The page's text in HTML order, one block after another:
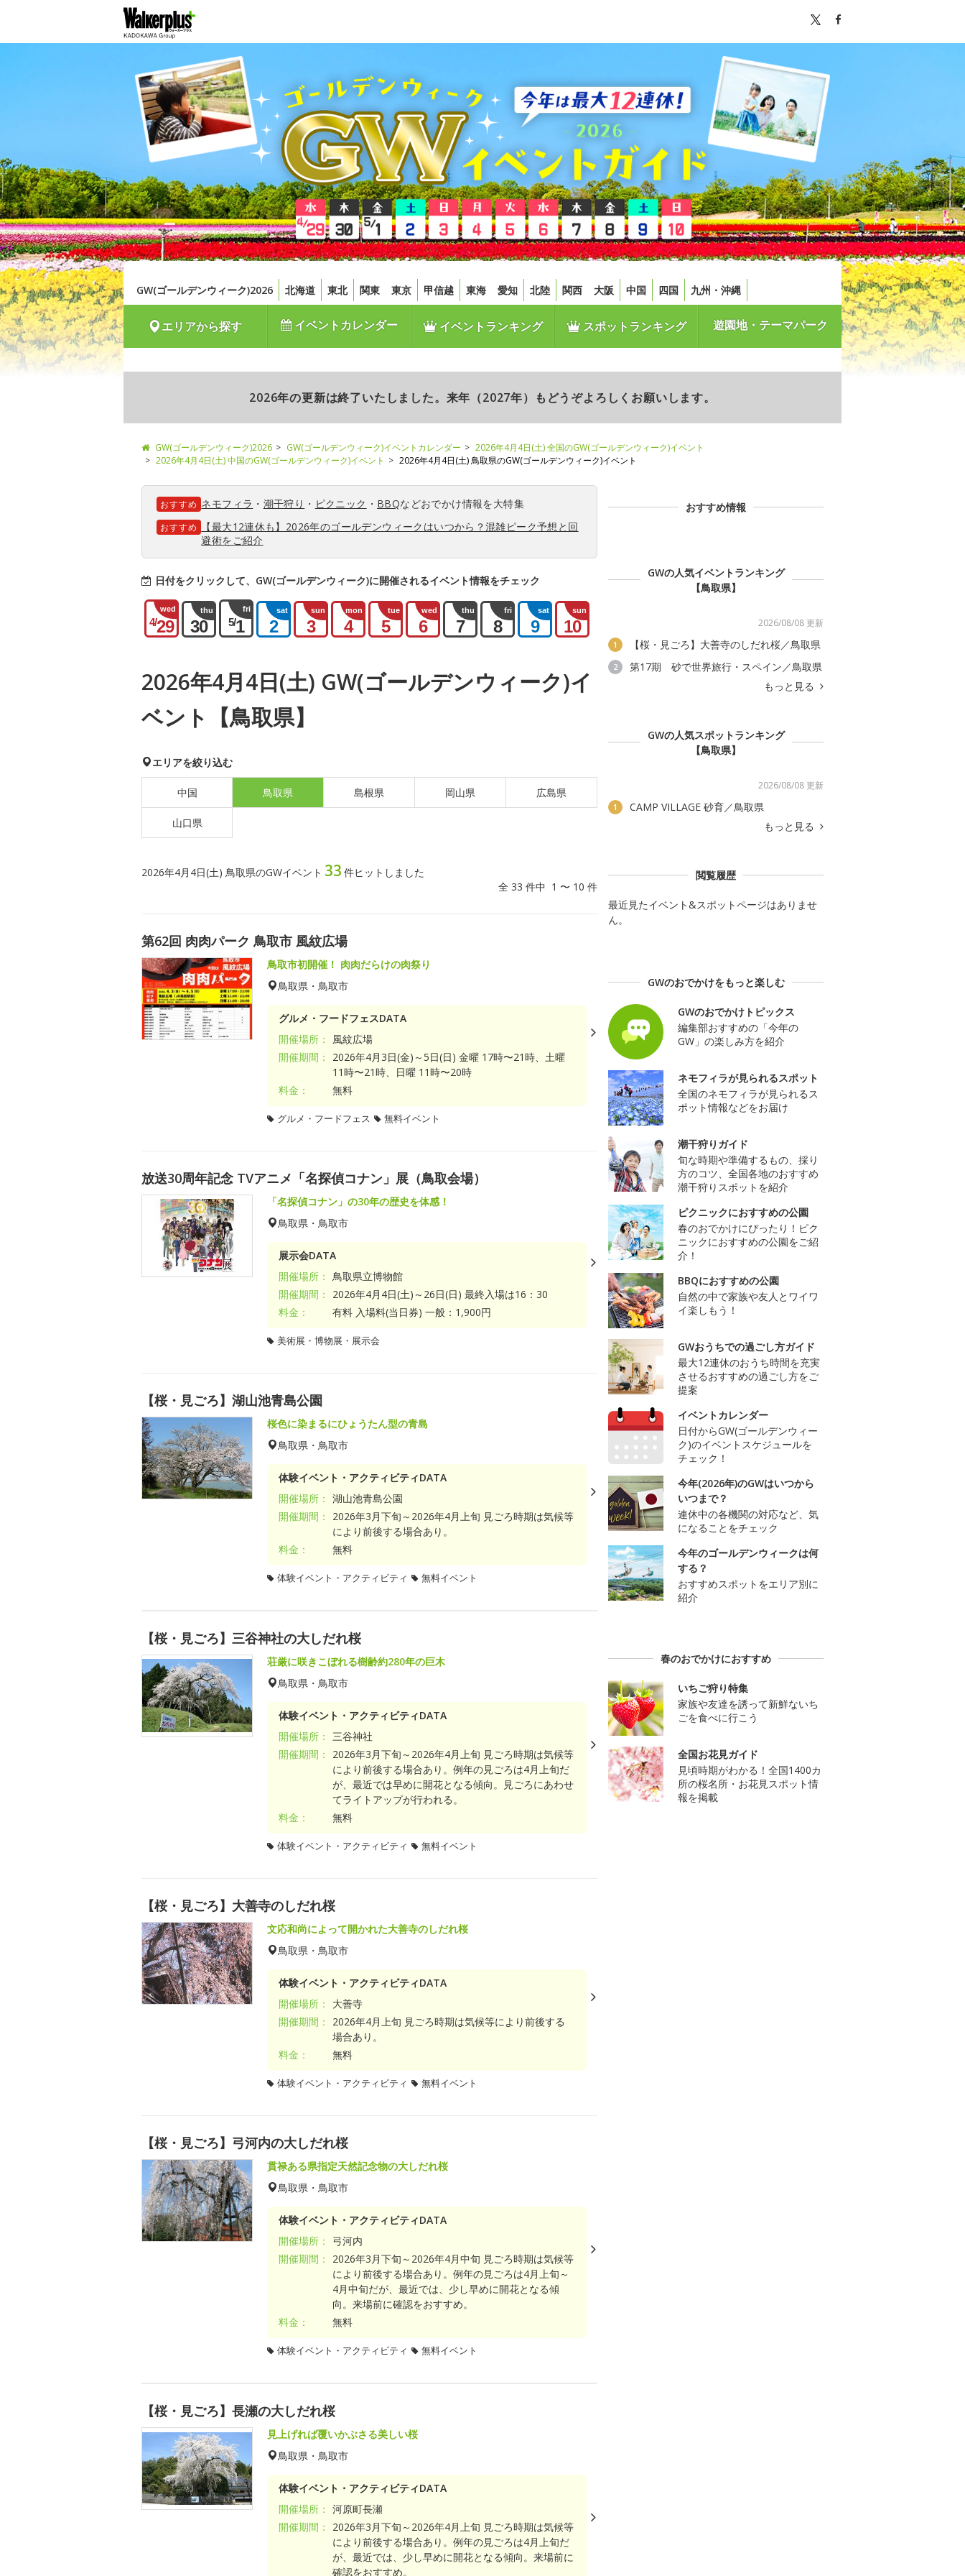
GW(ゴールデンウィーク)2026 北海道 東北 関東 東京 甲信越 東海 愛知 北陸 関西 大阪 中国 四国 九州・沖縄
エリアから探す イベントカレンダー イベントランキング スポットランキング 遊園地・テーマパーク
2026年の更新は終了いたしました。来年（2027年）もどうぞよろしくお願いします。
GW(ゴールデンウィーク)2026 GW(ゴールデンウィーク)イベントカレンダー
2026年4月4日(土) 全国のGW(ゴールデンウィーク)イベント
2026年4月4日(土) 中国のGW(ゴールデンウィーク)イベント
2026年4月4日(土) 鳥取県のGW(ゴールデンウィーク)イベント
おすすめ ネモフィラ ・ 潮干狩り ・ ピクニック ・ BBQなどおでかけ情報を大特集
おすすめ
【最大12連休も】2026年のゴールデンウィークはいつから？混雑ピーク予想と回
避術をご紹介
日付をクリックして、GW(ゴールデンウィーク)に開催されるイベント情報をチェック
wed
4/29
thu
30
fri
5/1
sat
2
sun
3
mon
4
tue
5
wed
6
thu
7
fri
8
sat
9
sun
10
2026年4月4日(土) GW(ゴールデンウィーク)イ
ベント【鳥取県】
エリアを絞り込む
中国 鳥取県 島根県 岡山県 広島県
山口県
2026年4月4日(土) 鳥取県のGWイベント 33 件ヒットしました
全 33 件中 1 〜 10 件
第62回 肉肉パーク 鳥取市 風紋広場
鳥取市初開催！ 肉肉だらけの肉祭り
鳥取県・鳥取市
グルメ・フードフェスDATA
開催場所：
風紋広場
開催期間：
2026年4月3日(金)～5日(日) 金曜 17時〜21時、土曜
11時〜21時、日曜 11時〜20時
料金：
無料
グルメ・フードフェス 無料イベント
放送30周年記念 TVアニメ「名探偵コナン」展（鳥取会場）
「名探偵コナン」の30年の歴史を体感！
鳥取県・鳥取市
展示会DATA
開催場所：
鳥取県立博物館
開催期間：
2026年4月4日(土)～26日(日) 最終入場は16：30
料金：
有料 入場料(当日券) 一般：1,900円
美術展・博物展・展示会
【桜・見ごろ】湖山池青島公園
桜色に染まるにひょうたん型の青島
鳥取県・鳥取市
体験イベント・アクティビティDATA
開催場所： 湖山池青島公園
開催期間：
2026年3月下旬～2026年4月上旬 見ごろ時期は気候等
により前後する場合あり。
料金：
無料
体験イベント・アクティビティ 無料イベント
【桜・見ごろ】三谷神社の大しだれ桜
荘厳に咲きこぼれる樹齢約280年の巨木
鳥取県・鳥取市
体験イベント・アクティビティDATA
開催場所：
三谷神社
開催期間：
2026年3月下旬～2026年4月上旬 見ごろ時期は気候等
により前後する場合あり。例年の見ごろは4月上旬だ
が、最近では早めに開花となる傾向。見ごろにあわせ
てライトアップが行われる。
料金：
無料
体験イベント・アクティビティ 無料イベント
【桜・見ごろ】大善寺のしだれ桜
文応和尚によって開かれた大善寺のしだれ桜
鳥取県・鳥取市
体験イベント・アクティビティDATA
開催場所：
大善寺
開催期間：
2026年4月上旬 見ごろ時期は気候等により前後する
場合あり。
料金：
無料
体験イベント・アクティビティ 無料イベント
【桜・見ごろ】弓河内の大しだれ桜
貫禄ある県指定天然記念物の大しだれ桜
鳥取県・鳥取市
体験イベント・アクティビティDATA
開催場所：
弓河内
開催期間：
2026年3月下旬～2026年4月中旬 見ごろ時期は気候等
により前後する場合あり。例年の見ごろは4月上旬～
4月中旬だが、最近では、少し早めに開花となる傾
向。来場前に確認をおすすめ。
料金：
無料
体験イベント・アクティビティ 無料イベント
【桜・見ごろ】長瀬の大しだれ桜
見上げれば覆いかぶさる美しい桜
鳥取県・鳥取市
体験イベント・アクティビティDATA
開催場所： 河原町長瀬
開催期間：
2026年3月下旬～2026年4月上旬 見ごろ時期は気候等
により前後する場合あり。例年の見ごろは4月上旬だ
が、最近では、少し早めに開花となる傾向。来場前に
確認をおすすめ。
おすすめ情報
GWの人気イベントランキング
【鳥取県】
2026/08/08 更新
1 【桜・見ごろ】大善寺のしだれ桜／鳥取県
2
第17期 砂で世界旅行・スペイン／鳥取県
もっと見る
GWの人気スポットランキング
【鳥取県】
2026/08/08 更新
1
CAMP VILLAGE 砂育／鳥取県
もっと見る
閲覧履歴
最近見たイベント&スポットページはありませ
ん。
GWのおでかけをもっと楽しむ
GWのおでかけトピックス
編集部おすすめの「今年の
GW」の楽しみ方を紹介
ネモフィラが見られるスポット
全国のネモフィラが見られるス
ポット情報などをお届け
潮干狩りガイド
旬な時期や準備するもの、採り
方のコツ、全国各地のおすすめ
潮干狩りスポットを紹介
ピクニックにおすすめの公園
春のおでかけにぴったり！ピク
ニックにおすすめの公園をご紹
介！
BBQにおすすめの公園
自然の中で家族や友人とワイワ
イ楽しもう！
GWおうちでの過ごし方ガイド
最大12連休のおうち時間を充実
させるおすすめの過ごし方をご
提案
イベントカレンダー
日付からGW(ゴールデンウィー
ク)のイベントスケジュールを
チェック！
今年(2026年)のGWはいつから
いつまで？
連休中の各機関の対応など、気
になることをチェック
今年のゴールデンウィークは何
する？
おすすめスポットをエリア別に
紹介
春のおでかけにおすすめ
いちご狩り特集
家族や友達を誘って新鮮ないち
ごを食べに行こう
全国お花見ガイド
見頃時期がわかる！全国1400カ
所の桜名所・お花見スポット情
報を掲載